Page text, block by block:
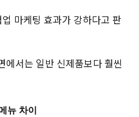
마케팅 효과가 강하다고 판
에서는 일반 신제품보다 훨씬
뉴 차이